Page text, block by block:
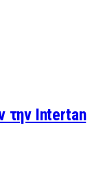
την Intertan